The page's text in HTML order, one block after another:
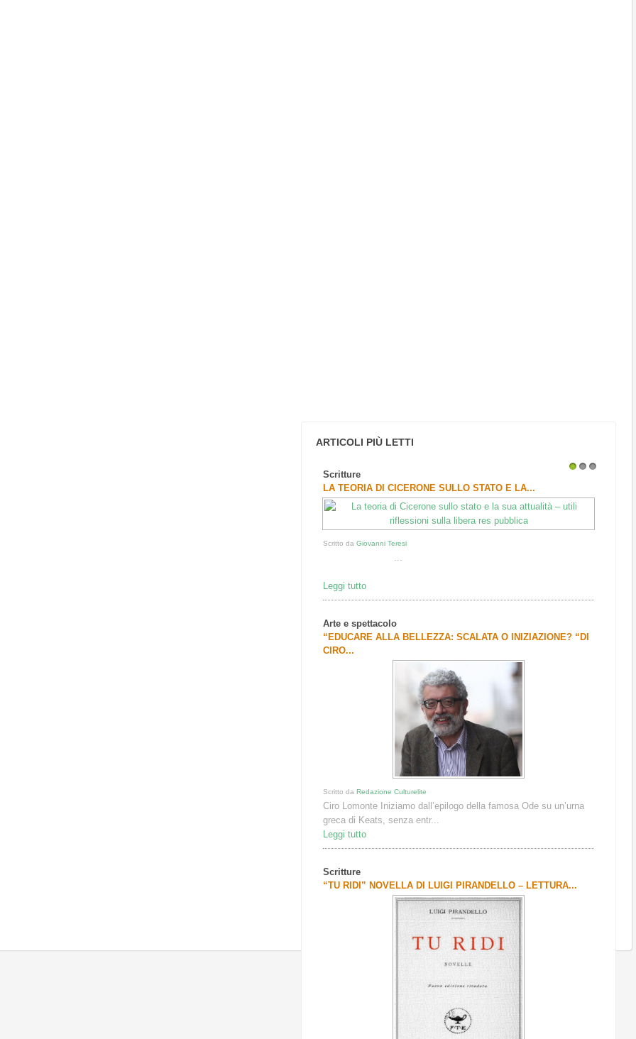
ARTICOLI PIÙ LETTI
Scritture
LA TEORIA DI CICERONE SULLO STATO E LA...
Scritto daGiovanni Teresi
...
Leggi tutto
Arte e spettacolo
“EDUCARE ALLA BELLEZZA: SCALATA O INIZIAZIONE? “DI
CIRO...
Scritto daRedazione Culturelite
Ciro Lomonte Iniziamo dall’epilogo della famosa Ode su un’urna
greca di Keats, senza entr...
Leggi tutto
Scritture
“TU RIDI” NOVELLA DI LUIGI PIRANDELLO – LETTURA...